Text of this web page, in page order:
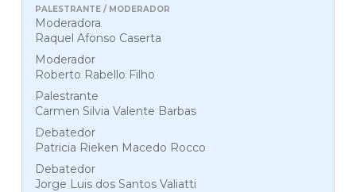
Moderadora
Raquel Afonso Caserta
Moderador
Roberto Rabello Filho
Palestrante
Carmen Silvia Valente Barbas
Debatedor
Patricia Rieken Macedo Rocco
Debatedor
Jorge Luis dos Santos Valiatti